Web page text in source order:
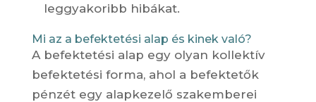
leggyakoribb hibákat.
Mi az a befektetési alap és kinek való?
A befektetési alap egy olyan kollektív
befektetési forma, ahol a befektetők
pénzét egy alapkezelő szakemberei